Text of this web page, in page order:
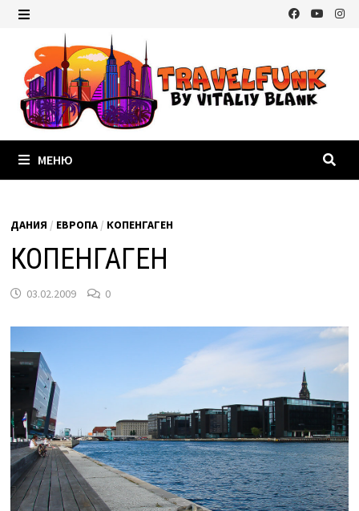
Перейти
содержимому
МЕНЮ
ДАНИЯ / ЕВРОПА / КОПЕНГАГЕН
КОПЕНГАГЕН
03.02.2009 0